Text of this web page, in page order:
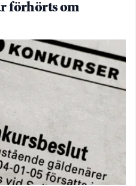
förhörts om